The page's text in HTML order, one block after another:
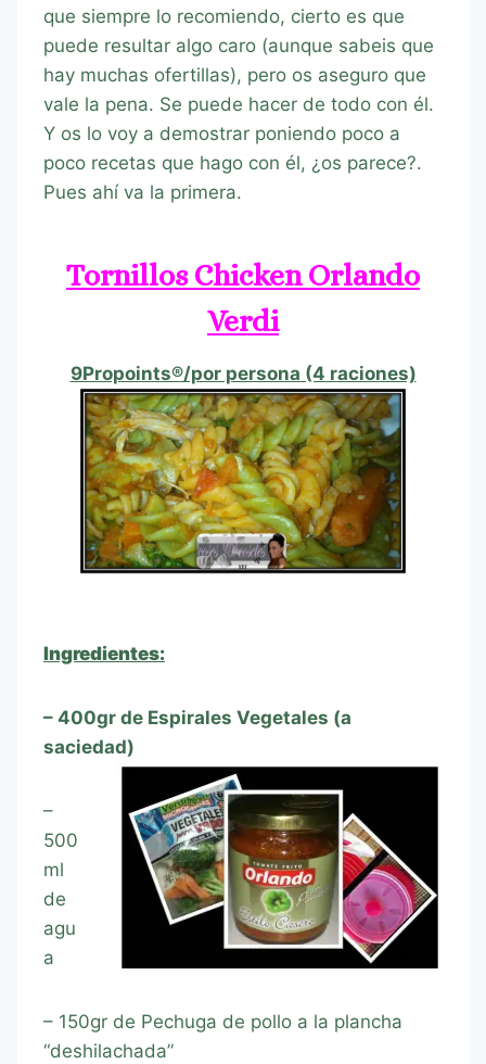
que siempre lo recomiendo, cierto es que
puede resultar algo caro (aunque sabeis que
hay muchas ofertillas), pero os aseguro que
vale la pena. Se puede hacer de todo con él.
Y os lo voy a demostrar poniendo poco a
poco recetas que hago con él, ¿os parece?.
Pues ahí va la primera.
Tornillos Chicken Orlando
Verdi
9Propoints®/por persona (4 raciones)
Ingredientes:
– 400gr de Espirales Vegetales (a
saciedad)
–
500
ml
de
agu
a
– 150gr de Pechuga de pollo a la plancha
“deshilachada”